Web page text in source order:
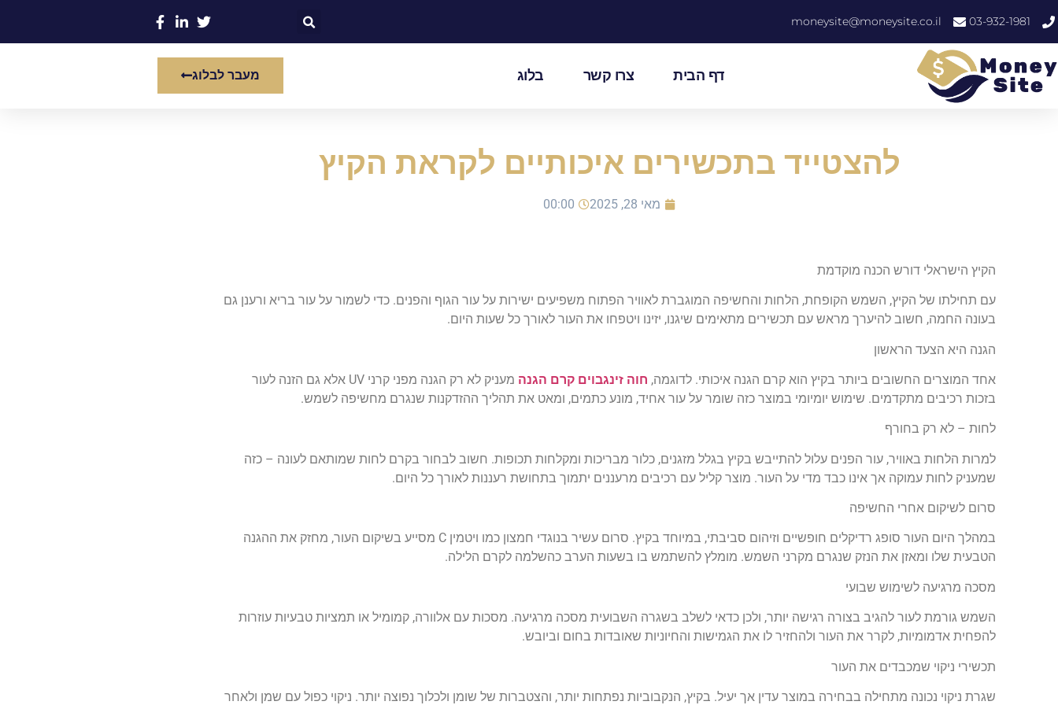
03-932-1981
moneysite@moneysite.co.il
דף הבית צרו קשר בלוג מעבר לבלוג
להצטייד בתכשירים איכותיים לקראת הקיץ
מאי 28, 2025 00:00
הקיץ הישראלי דורש הכנה מוקדמת
עם תחילתו של הקיץ, השמש הקופחת, הלחות והחשיפה המוגברת לאוויר הפתוח משפיעים ישירות על עור הגוף והפנים. כדי לשמור על עור בריא ורענן גם
בעונה החמה, חשוב להיערך מראש עם תכשירים מתאימים שיגנו, יזינו ויטפחו את העור לאורך כל שעות היום.
הגנה היא הצעד הראשון
אחד המוצרים החשובים ביותר בקיץ הוא קרם הגנה איכותי. לדוגמה, חוה זינגבוים קרם הגנה
מעניק לא רק הגנה מפני קרני UV אלא גם הזנה לעור
בזכות רכיבים מתקדמים. שימוש יומיומי במוצר כזה שומר על עור אחיד, מונע כתמים, ומאט את תהליך ההזדקנות שנגרם מחשיפה לשמש.
לחות – לא רק בחורף
למרות הלחות באוויר, עור הפנים עלול להתייבש בקיץ בגלל מזגנים, כלור מבריכות ומקלחות תכופות. חשוב לבחור בקרם לחות שמותאם לעונה – כזה
שמעניק לחות עמוקה אך אינו כבד מדי על העור. מוצר קליל עם רכיבים מרעננים יתמוך בתחושת רעננות לאורך כל היום.
סרום לשיקום אחרי החשיפה
במהלך היום העור סופג רדיקלים חופשיים וזיהום סביבתי, במיוחד בקיץ. סרום עשיר בנוגדי חמצון כמו ויטמין C מסייע בשיקום העור, מחזק את ההגנה
הטבעית שלו ומאזן את הנזק שנגרם מקרני השמש. מומלץ להשתמש בו בשעות הערב כהשלמה לקרם הלילה.
מסכה מרגיעה לשימוש שבועי
השמש גורמת לעור להגיב בצורה רגישה יותר, ולכן כדאי לשלב בשגרה השבועית מסכה מרגיעה. מסכות עם אלוורה, קמומיל או תמציות טבעיות עוזרות
להפחית אדמומיות, לקרר את העור ולהחזיר לו את הגמישות והחיוניות שאובדות בחום וביובש.
תכשירי ניקוי שמכבדים את העור
שגרת ניקוי נכונה מתחילה בבחירה במוצר עדין אך יעיל. בקיץ, הנקבוביות נפתחות יותר, והצטברות של שומן ולכלוך נפוצה יותר. ניקוי כפול עם שמן ולאחר